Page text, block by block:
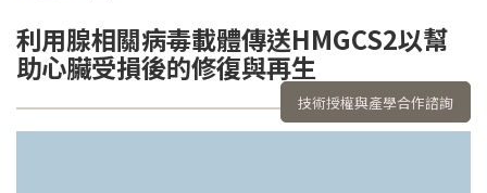
利用腺相關病毒載體傳送HMGCS2以幫
助心臟受損後的修復與再生
技術授權與產學合作諮詢